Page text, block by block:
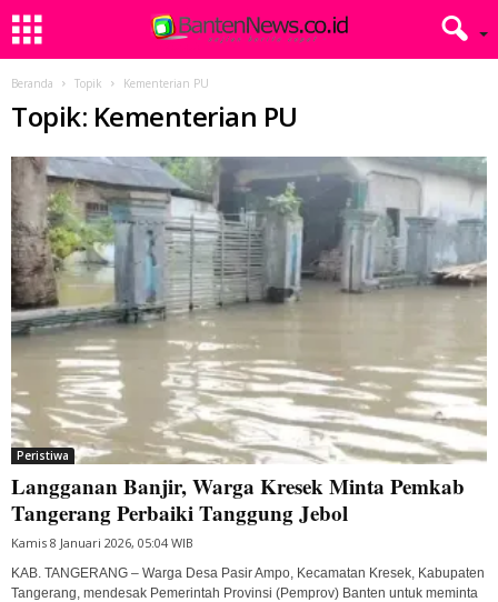
Beranda Topik Kementerian PU
Topik: Kementerian PU
Peristiwa
Langganan Banjir, Warga Kresek Minta Pemkab
Tangerang Perbaiki Tanggung Jebol
Kamis 8 Januari 2026, 05:04 WIB
KAB. TANGERANG – Warga Desa Pasir Ampo, Kecamatan Kresek, Kabupaten
Tangerang, mendesak Pemerintah Provinsi (Pemprov) Banten untuk meminta